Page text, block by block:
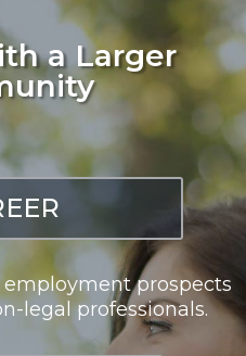
a Larger
employment prospects
legal professionals.